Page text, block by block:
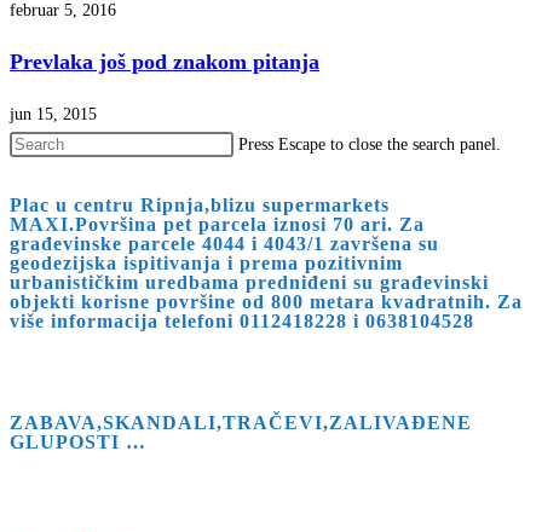
februar 5, 2016
Prevlaka još pod znakom pitanja
jun 15, 2015
Press Escape to close the search panel.
Plac u centru Ripnja,blizu supermarkets
MAXI.Površina pet parcela iznosi 70 ari. Za
građevinske parcele 4044 i 4043/1 završena su
geodezijska ispitivanja i prema pozitivnim
urbanističkim uredbama predniđeni su građevinski
objekti korisne površine od 800 metara kvadratnih. Za
više informacija telefoni 0112418228 i 0638104528
ZABAVA,SKANDALI,TRAČEVI,ZALIVAĐENE
GLUPOSTI …